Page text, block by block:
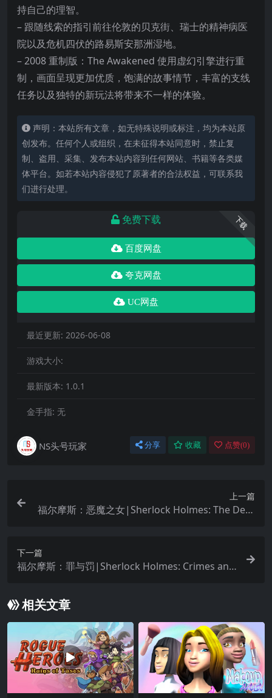
持自己的理智。
– 跟随线索的指引前往伦敦的贝克街、瑞士的精神病医
院以及危机四伏的路易斯安那洲湿地。
– 2008 重制版：The Awakened 使用虚幻引擎进行重
制，画面呈现更加优质，饱满的故事情节，丰富的支线
任务以及独特的新玩法将带来不一样的体验。
声明：本站所有文章，如无特殊说明或标注，均为本站原
创发布。任何个人或组织，在未征得本站同意时，禁止复
制、盗用、采集、发布本站内容到任何网站、书籍等各类媒
体平台。如若本站内容侵犯了原著者的合法权益，可联系我
们进行处理。
下载
免费下载
百度网盘
夸克网盘
UC网盘
最近更新: 2026-06-08
游戏大小:
最新版本: 1.0.1
金手指: 无
NS头号玩家 分享 收藏 点赞(0)
上一篇
福尔摩斯：恶魔之女|Sherlock Holmes: The Devil
下一篇
福尔摩斯：罪与罚|Sherlock Holmes: Crimes and
相关文章